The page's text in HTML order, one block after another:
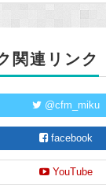
関連リンク
@cfm_miku
facebook
YouTube